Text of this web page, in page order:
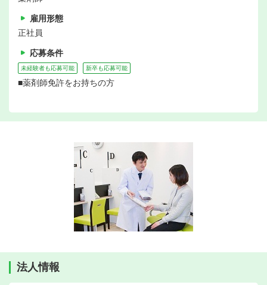
雇用形態
正社員
応募条件
未経験者も応募可能 新卒も応募可能
■薬剤師免許をお持ちの方
法人情報